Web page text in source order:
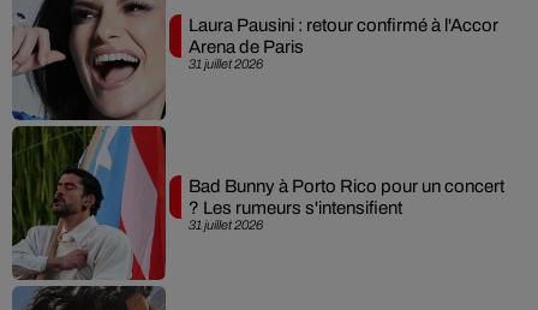
31 juillet 2026
Laura Pausini : retour confirmé à l'Accor
Arena de Paris
31 juillet 2026
Bad Bunny à Porto Rico pour un concert
? Les rumeurs s'intensifient